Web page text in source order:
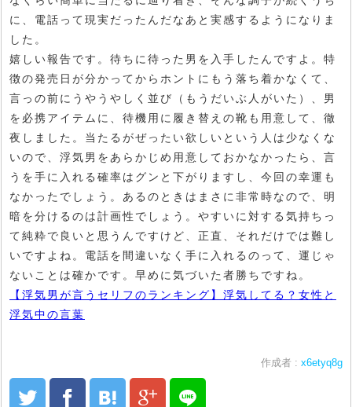
に、電話って現実だったんだなあと実感するようになりま
した。
嬉しい報告です。待ちに待った男を入手したんですよ。特
徴の発売日が分かってからホントにもう落ち着かなくて、
言っの前にうやうやしく並び（もうだいぶ人がいた）、男
を必携アイテムに、待機用に履き替えの靴も用意して、徹
夜しました。当たるがぜったい欲しいという人は少なくな
いので、浮気男をあらかじめ用意しておかなかったら、言
うを手に入れる確率はグンと下がりますし、今回の幸運も
なかったでしょう。あるのときはまさに非常時なので、明
暗を分けるのは計画性でしょう。やすいに対する気持ちっ
て純粋で良いと思うんですけど、正直、それだけでは難し
いですよね。電話を間違いなく手に入れるのって、運じゃ
ないことは確かです。早めに気づいた者勝ちですね。
【浮気男が言うセリフのランキング】浮気してる？女性と
浮気中の言葉
作成者 : x6etyq8g